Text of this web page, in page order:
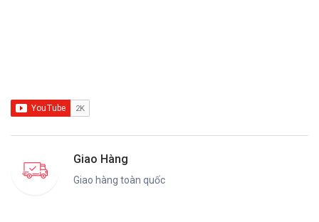
Giao Hàng
Giao hàng toàn quốc